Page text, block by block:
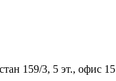
159/3, 5 эт., офис 15